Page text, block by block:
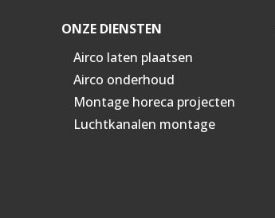
ONZE DIENSTEN
Airco laten plaatsen
Airco onderhoud
Montage horeca projecten
Luchtkanalen montage